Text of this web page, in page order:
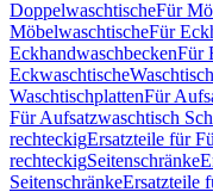
DoppelwaschtischeFür
MöbelwaschtischeFür
EckhandwaschbeckenFür
Eckwaschtische
WaschtischplattenFür
Für Aufsatzwaschtisch
rechteckigErsatzteile für
rechteckigSeitenschränke
SeitenschränkeErsatzteile